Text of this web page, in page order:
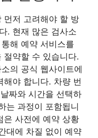
먼저 고려해야 할 방
. 현재 많은 검사소
해 예약 서비스를
절약할 수 있습니다.
의 공식 웹사이트에
해야 합니다. 차량 번
짜와 시간을 선택하
는 과정이 포함됩니
은 사전에 예약 상황
대에 차질 없이 예약